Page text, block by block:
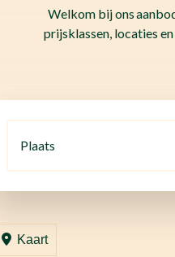
Welkom bij ons
prijsklassen, locaties
Plaats
Kaart